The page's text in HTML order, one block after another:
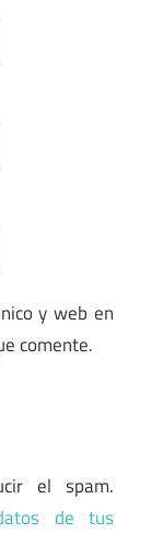
y web en
comente.
el spam.
de tus